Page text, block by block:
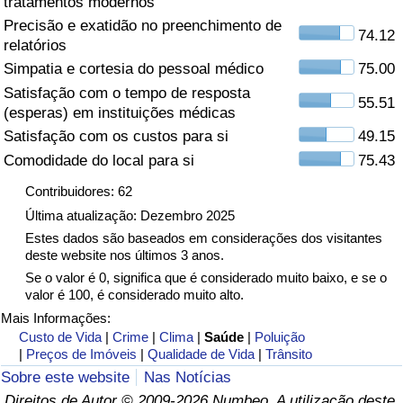
Precisão e exatidão no preenchimento de
relatórios
74.12
Simpatia e cortesia do pessoal médico
75.00
Satisfação com o tempo de resposta
(esperas) em instituições médicas
55.51
Satisfação com os custos para si
49.15
Comodidade do local para si
75.43
Contribuidores: 62
Última atualização: Dezembro 2025
Estes dados são baseados em considerações dos visitantes
deste website nos últimos 3 anos.
Se o valor é 0, significa que é considerado muito baixo, e se o
valor é 100, é considerado muito alto.
Mais Informações:
Custo de Vida |Crime |Clima |Saúde | Poluição
| Preços de Imóveis |Qualidade de Vida |Trânsito
Sobre este website
Nas Notícias
Saúde
Indicador de Saúde (Atual)
Indicador de Saúde
Indicador de Saúde por País
Poluição
Indicador de Poluição (Atual)
Índice de poluição
Indicador de Poluição por País
Trânsito